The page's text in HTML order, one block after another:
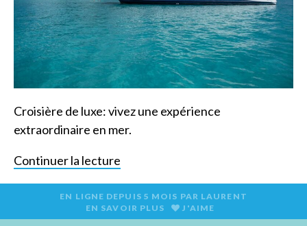
Croisière de luxe: vivez une expérience
extraordinaire en mer.
Continuer la lecture
EN LIGNE DEPUIS 5 MOIS PAR LAURENT
EN SAVOIR PLUS
J'AIME